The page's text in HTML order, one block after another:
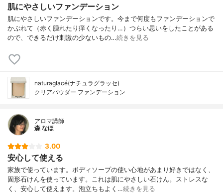
肌にやさしいファンデーション
肌にやさしいファンデーションです。今まで何度もファンデーションで
かぶれて（赤く腫れたり痒くなったり…）つらい思いをしたことがある
ので、できるだけ刺激の少ないもの…続きを見る
naturaglacé(ナチュラグラッセ)
クリアパウダー ファンデーション
アロマ講師
森 なほ
3.00
安心して使える
家族で使っています。ボディソープの使い心地があまり好きではなく、
固形石けんを使っています。これは肌にやさしい石けん。ストレスな
く、安心して使えます。泡立ちもよく…続きを見る